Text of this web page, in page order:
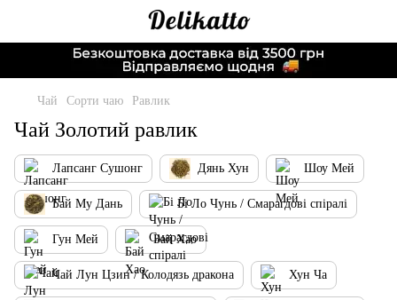
Чай Сорти чаю Равлик
Чай Золотий равлик
Лапсанг Сушонг Дянь Хун Шоу Мей
Бай Му Дань Бі Ло Чунь / Смарагдові спіралі
Гун Мей Бай Хао
Чай Лун Цзин / Колодязь дракона Хун Ча